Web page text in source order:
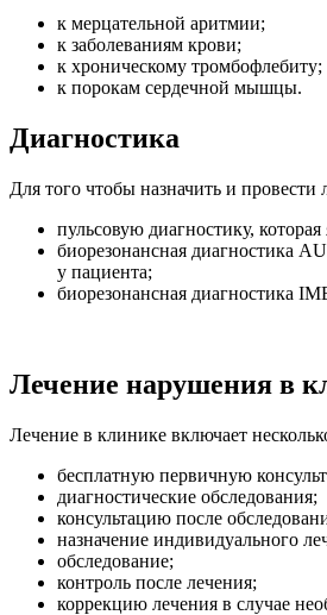
к мерцательной аритмии;
к заболеваниям крови;
к хроническому тромбофлебиту;
к порокам сердечной мышцы.
Диагностика
Для того чтобы назначить и
пульсовую диагностику,
биорезонансная диагностика
у пациента;
биорезонансная диагностика
Лечение нарушения в
Лечение в клинике включает
бесплатную первичную
диагностические обследования;
консультацию после
назначение индивидуального
обследование;
контроль после лечения;
коррекцию лечения в случае